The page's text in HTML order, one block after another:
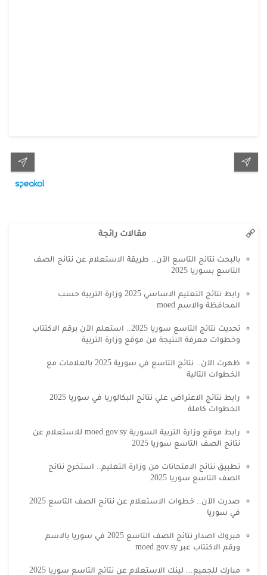
مقالات رائجة
بالبحث نتائج التاسع الآن.. طريقة الاستعلام عن نتائج الصف
التاسع بسوريا 2025
رابط نتائج التعليم الاساسي 2025 وزارة التربية حسب
المحافظة والاسم moed
تحديث نتائج التاسع سوريا 2025.. استعلم الآن برقم الاكتتاب
وخطوات معرفة النتيجة من موقع وزارة التربية
ظهرت الآن.. نتائج التاسع في سورية 2025 بالعلامات مع
الخطوات التالية
رابط نتائج الاعتراض علي نتائج البكالوريا في سوريا 2025
الخطوات كاملة
رابط موقع وزارة التربية السورية moed.gov.sy للاستعلام عن
نتائج الصف التاسع سوريا 2025
تطبيق نتائج الامتحانات من وزارة التعليم.. استخرج نتائج
الصف التاسع سوريا 2025
صدرت الآن.. خطوات الاستعلام عن نتائج الصف التاسع 2025
في سوريا
مبروك اصدار نتائج الصف التاسع 2025 في سوريا بالاسم
ورقم الاكتتاب عبر moed.gov.sy
مبارك للجميع... لينك الاستعلام عن نتائج التاسع سوريا 2025